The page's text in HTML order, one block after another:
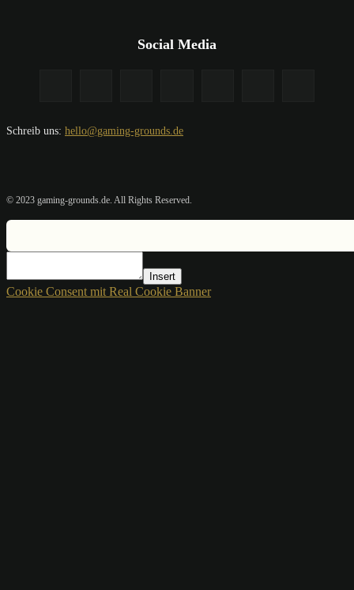
Social Media
Schreib uns: hello@gaming-grounds.de
© 2023 gaming-grounds.de. All Rights Reserved.
Insert
Cookie Consent mit Real Cookie Banner